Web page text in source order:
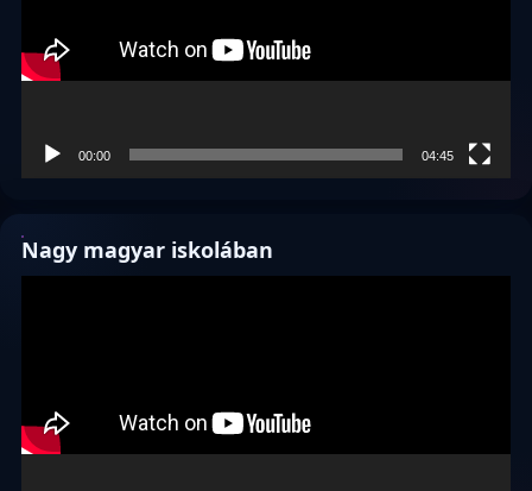
00:00 04:45
Nagy magyar iskolában